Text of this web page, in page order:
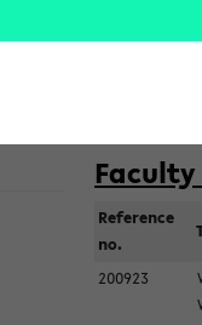
Reference
no.
200923